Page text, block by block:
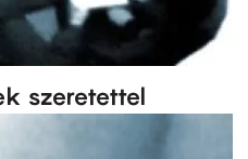
szeretettel